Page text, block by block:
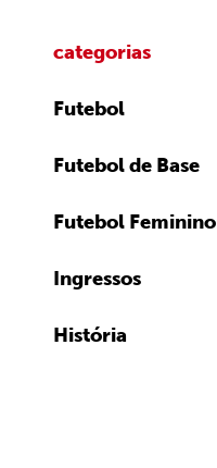
categorias
Futebol
Futebol de Base
Futebol Feminino
Ingressos
História